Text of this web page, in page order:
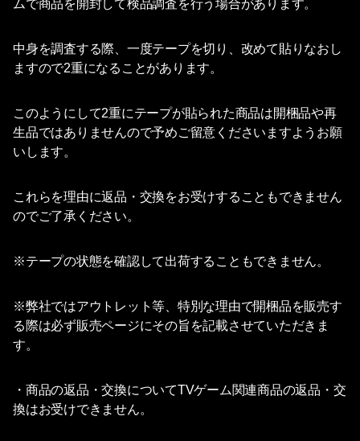
ムで商品を開封して検品調査を行う場合があります。
中身を調査する際、一度テープを切り、改めて貼りなおし
ますので2重になることがあります。
このようにして2重にテープが貼られた商品は開梱品や再
生品ではありませんので予めご留意くださいますようお願
いします。
これらを理由に返品・交換をお受けすることもできません
のでご了承ください。
※テープの状態を確認して出荷することもできません。
※弊社ではアウトレット等、特別な理由で開梱品を販売す
る際は必ず販売ページにその旨を記載させていただきま
す。
・商品の返品・交換についてTVゲーム関連商品の返品・交
換はお受けできません。